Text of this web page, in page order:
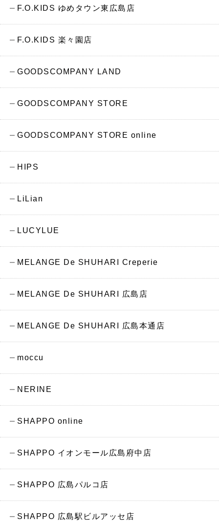
F.O.KIDS ゆめタウン東広島店
F.O.KIDS 楽々園店
GOODSCOMPANY LAND
GOODSCOMPANY STORE
GOODSCOMPANY STORE online
HIPS
LiLian
LUCYLUE
MELANGE De SHUHARI Creperie
MELANGE De SHUHARI 広島店
MELANGE De SHUHARI 広島本通店
moccu
NERINE
SHAPPO online
SHAPPO イオンモール広島府中店
SHAPPO 広島パルコ店
SHAPPO 広島駅ビルアッセ店